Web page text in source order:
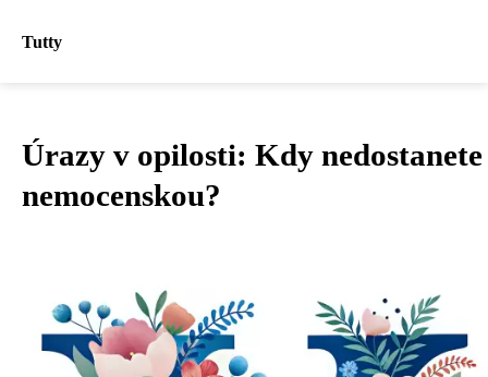
Tutty
Úrazy v opilosti: Kdy nedostanete
nemocenskou?